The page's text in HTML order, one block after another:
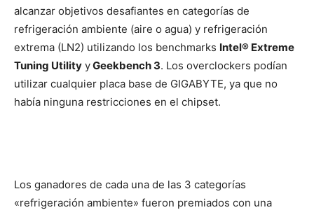
alcanzar objetivos desafiantes en categorías de
refrigeración ambiente (aire o agua) y refrigeración
extrema (LN2) utilizando los benchmarks Intel® Extreme
Tuning Utility yGeekbench 3. Los overclockers podían
utilizar cualquier placa base de GIGABYTE, ya que no
había ninguna restricciones en el chipset.
Los ganadores de cada una de las 3 categorías
«refrigeración ambiente» fueron premiados con una